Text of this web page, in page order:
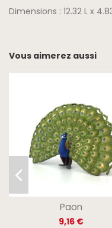
Dimensions : 12.32 L x
Vous aimerez aussi
Paon
9,16 €